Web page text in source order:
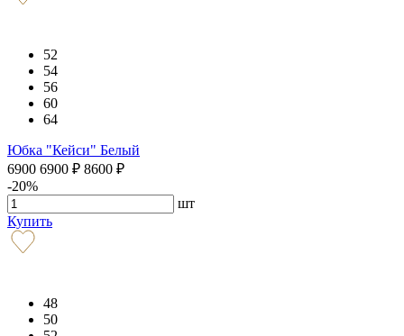
52
54
56
60
64
Юбка "Кейси" Белый
6900 6900 ₽ 8600 ₽
-20%
шт
Купить
48
50